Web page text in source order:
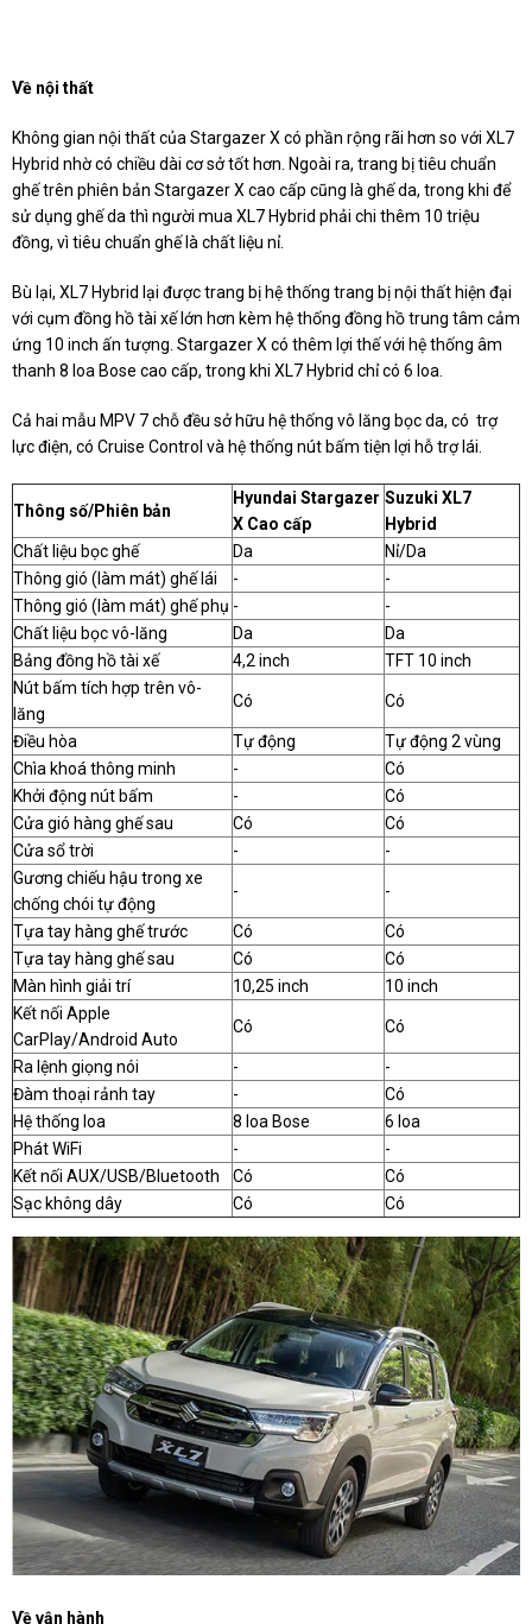
Về nội thất
Không gian nội thất của Stargazer X có phần rộng rãi hơn so với XL7
Hybrid nhờ có chiều dài cơ sở tốt hơn. Ngoài ra, trang bị tiêu chuẩn
ghế trên phiên bản Stargazer X cao cấp cũng là ghế da, trong khi để
sử dụng ghế da thì người mua XL7 Hybrid phải chi thêm 10 triệu
đồng, vì tiêu chuẩn ghế là chất liệu nỉ.
Bù lại, XL7 Hybrid lại được trang bị hệ thống trang bị nội thất hiện đại
với cụm đồng hồ tài xế lớn hơn kèm hệ thống đồng hồ trung tâm cảm
ứng 10 inch ấn tượng. Stargazer X có thêm lợi thế với hệ thống âm
thanh 8 loa Bose cao cấp, trong khi XL7 Hybrid chỉ có 6 loa.
Cả hai mẫu MPV 7 chỗ đều sở hữu hệ thống vô lăng bọc da, có trợ
lực điện, có Cruise Control và hệ thống nút bấm tiện lợi hỗ trợ lái.
Thông số/Phiên bản
Hyundai Stargazer
X Cao cấp
Suzuki XL7
Hybrid
Chất liệu bọc ghế
Da
Nỉ/Da
Thông gió (làm mát) ghế lái
-
-
Thông gió (làm mát) ghế phụ -
-
Chất liệu bọc vô-lăng
Da
Da
Bảng đồng hồ tài xế
4,2 inch
TFT 10 inch
Nút bấm tích hợp trên vô-
lăng
Có Có
Điều hòa Tự động
Tự động 2 vùng
Chìa khoá thông minh
-
Có
Khởi động nút bấm
-
Có
Cửa gió hàng ghế sau
Có
Có
Cửa sổ trời
-
-
Gương chiếu hậu trong xe
chống chói tự động
- -
Tựa tay hàng ghế trước Có
Có
Tựa tay hàng ghế sau
Có
Có
Màn hình giải trí
10,25 inch
10 inch
Kết nối Apple
CarPlay/Android Auto
Có Có
Ra lệnh giọng nói -
-
Đàm thoại rảnh tay
-
Có
Hệ thống loa
8 loa Bose
6 loa
Phát WiFi
-
-
Kết nối AUX/USB/Bluetooth
Có
Có
Sạc không dây
Có Có
Về vận hành